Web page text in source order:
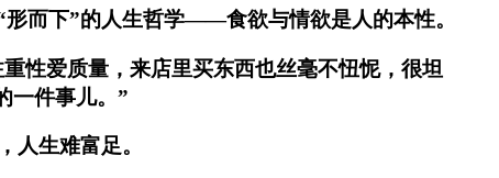
而下”的人生哲学——食欲与情欲是人的本性。
性爱质量，来店里买东西也丝毫不忸怩，很坦
一件事儿。”
人生难富足。